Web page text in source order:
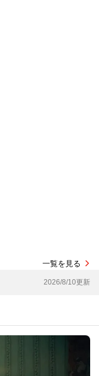
一覧を見る
2026/8/10更新